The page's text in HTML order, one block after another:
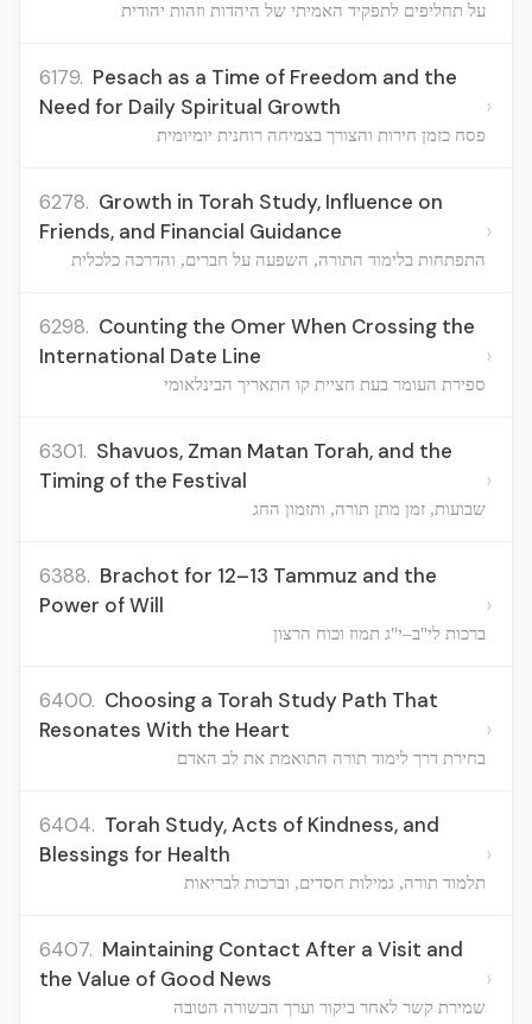
על תחליפים לתפקיד האמיתי של היהדות וזהות יהודית
6179. Pesach as a Time of Freedom and the
Need for Daily Spiritual Growth
פסח כזמן חירות והצורך בצמיחה רוחנית יומיומית
›
6278. Growth in Torah Study, Influence on
Friends, and Financial Guidance
התפתחות בלימוד התורה, השפעה על חברים, והדרכה כלכלית
›
6298. Counting the Omer When Crossing the
International Date Line
ספירת העומר בעת חציית קו התאריך הבינלאומי
›
6301. Shavuos, Zman Matan Torah, and the
Timing of the Festival
שבועות, זמן מתן תורה, ותזמון החג
›
6388. Brachot for 12–13 Tammuz and the
Power of Will
ברכות לי"ב–י"ג תמוז וכוח הרצון
›
6400. Choosing a Torah Study Path That
Resonates With the Heart
בחירת דרך לימוד תורה התואמת את לב האדם
›
6404. Torah Study, Acts of Kindness, and
Blessings for Health
תלמוד תורה, גמילות חסדים, וברכות לבריאות
›
6407. Maintaining Contact After a Visit and
the Value of Good News
שמירת קשר לאחר ביקור וערך הבשורה הטובה
›